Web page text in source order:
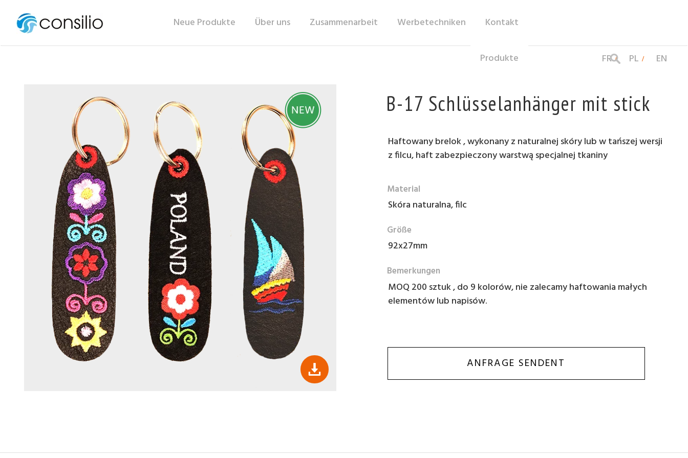
Kontakt
Werbetechniken
Zusammenarbeit
Über uns
Neue Produkte
Produkte FR PL EN
B-17 Schlüsselanhänger mit stick
Haftowany brelok , wykonany z naturalnej skóry lub w tańszej wersji
z filcu, haft zabezpieczony warstwą specjalnej tkaniny
Material
Skóra naturalna, filc
Größe
92x27mm
Bemerkungen
MOQ 200 sztuk , do 9 kolorów, nie zalecamy haftowania małych
elementów lub napisów.
ANFRAGE SENDENT